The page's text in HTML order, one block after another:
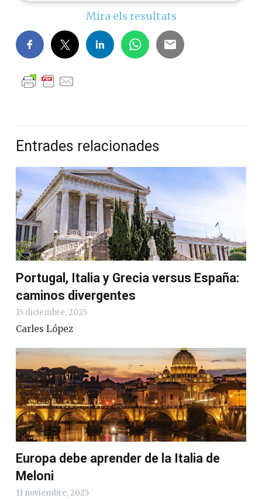
Mira els resultats
Entrades relacionades
Portugal, Italia y Grecia versus España:
caminos divergentes
15 diciembre, 2025
Carles López
Europa debe aprender de la Italia de
Meloni
11 noviembre, 2025